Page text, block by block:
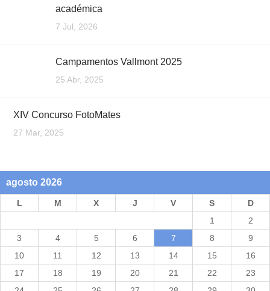
académica
7 Jul, 2026
Campamentos Vallmont 2025
25 Abr, 2025
XIV Concurso FotoMates
27 Mar, 2025
agosto 2026
L M X J V S
D
1
2
3
4 5 6 7 8
9
10
11 12 13 14 15
16
17
18 19 20 21 22
23